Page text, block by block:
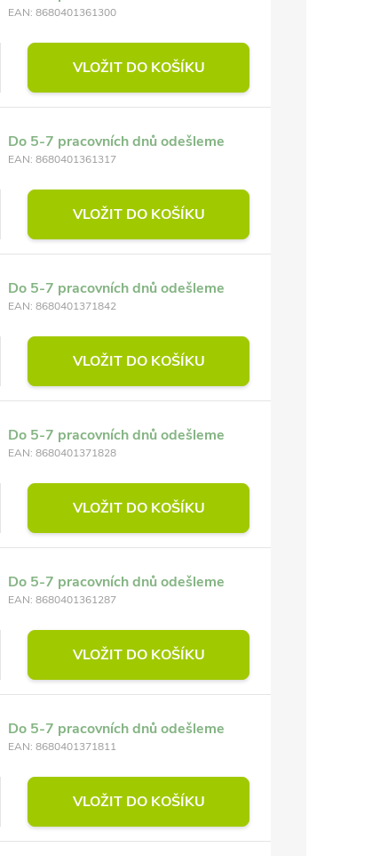
EAN: 8680401361300
VLOŽIT DO KOŠÍKU
Do 5-7 pracovních dnů odešleme
EAN: 8680401361317
VLOŽIT DO KOŠÍKU
Do 5-7 pracovních dnů odešleme
EAN: 8680401371842
VLOŽIT DO KOŠÍKU
Do 5-7 pracovních dnů odešleme
EAN: 8680401371828
VLOŽIT DO KOŠÍKU
Do 5-7 pracovních dnů odešleme
EAN: 8680401361287
VLOŽIT DO KOŠÍKU
Do 5-7 pracovních dnů odešleme
EAN: 8680401371811
VLOŽIT DO KOŠÍKU